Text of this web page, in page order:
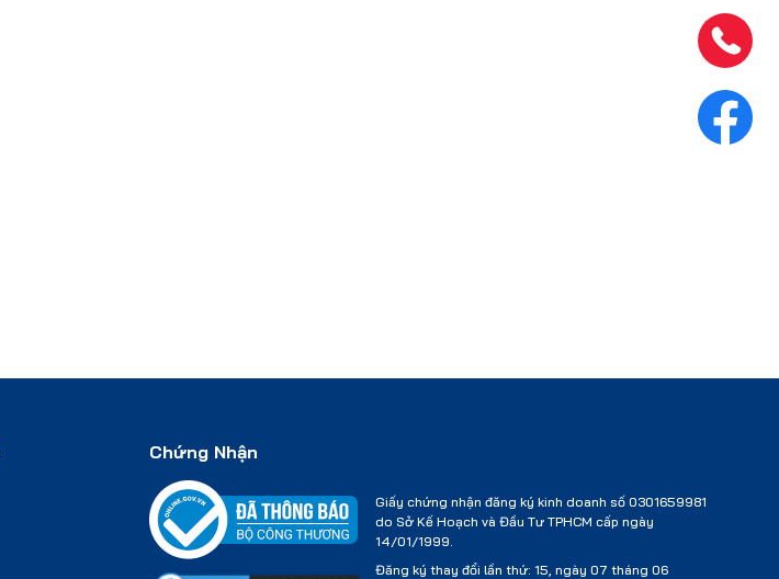
Chứng Nhận
Giấy chứng nhận đăng ký kinh doanh số 0301659981
do Sở Kế Hoạch và Đầu Tư TPHCM cấp ngày
14/01/1999.
Đăng ký thay đổi lần thứ: 15, ngày 07 tháng 06